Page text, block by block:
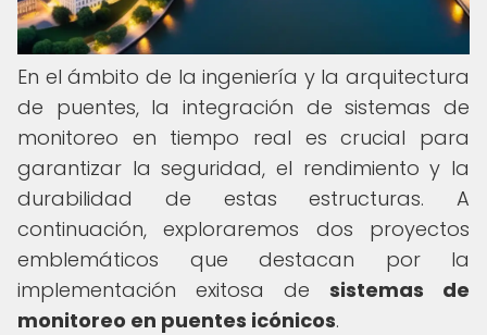
En el ámbito de la ingeniería y la arquitectura
de puentes, la integración de sistemas de
monitoreo en tiempo real es crucial para
garantizar la seguridad, el rendimiento y la
durabilidad de estas estructuras. A
continuación, exploraremos dos proyectos
emblemáticos que destacan por la
implementación exitosa de sistemas de
monitoreo en puentes icónicos.